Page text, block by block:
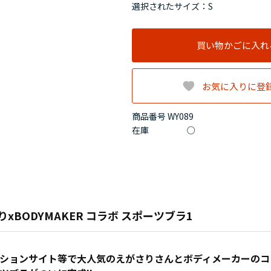
商品番号 WY089
在庫 ○
選択されたサイズ：S
買い物かごに入
お気に入りに登
xBODYMAKER コラボ スポーツブラ1
ョンサイト等で大人気のえがさりさんとボディメーカーの